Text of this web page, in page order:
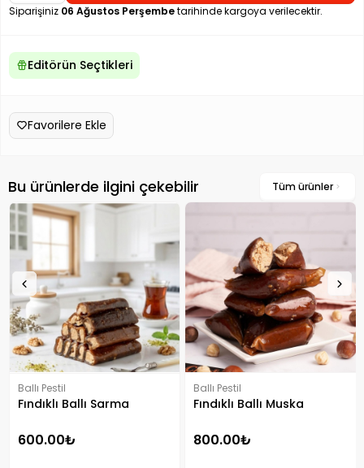
Siparişiniz 06 Ağustos Perşembetarihinde kargoya verilecektir.
Editörün Seçtikleri
Favorilere Ekle
Bu ürünlerde ilgini çekebilir Tüm ürünler
Ballı Pestil
Fındıklı Ballı Sarma
600.00₺
Ballı Pestil
Fındıklı Ballı Muska
800.00₺